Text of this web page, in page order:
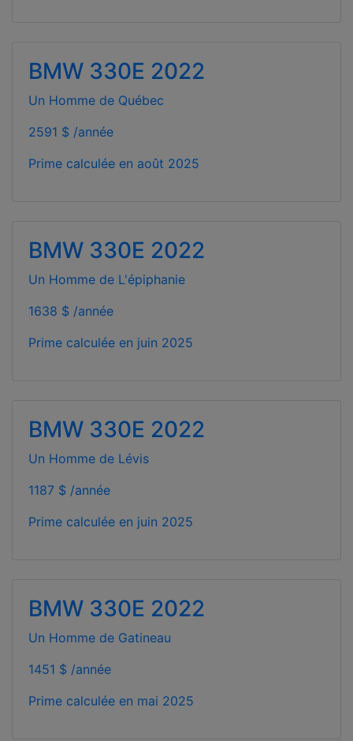
BMW 330E 2022
Un Homme de Québec
2591 $ /année
Prime calculée en août 2025
BMW 330E 2022
Un Homme de L'épiphanie
1638 $ /année
Prime calculée en juin 2025
BMW 330E 2022
Un Homme de Lévis
1187 $ /année
Prime calculée en juin 2025
BMW 330E 2022
Un Homme de Gatineau
1451 $ /année
Prime calculée en mai 2025